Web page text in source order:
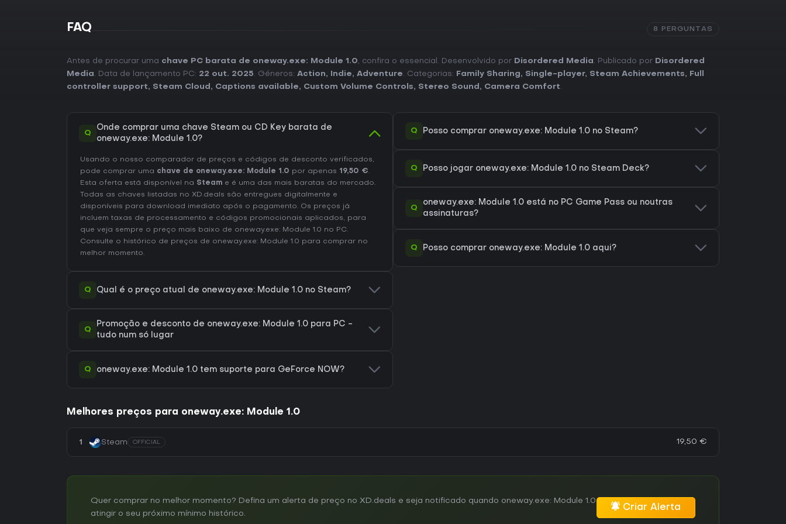
FAQ 8 PERGUNTAS
Antes de procurar uma chave PC barata de oneway.exe: Module 1.0, confira o essencial. Desenvolvido por Disordered Media. Publicado por Disordered
Media. Data de lançamento PC: 22 out. 2025. Géneros: Action, Indie, Adventure. Categorias: Family Sharing, Single-player, Steam Achievements,
Full
controller support, Steam Cloud , Captions available, Custom Volume Controls, Stereo Sound , Camera Comfort.
Q
Onde comprar uma chave Steam ou CD Key barata de
oneway.exe: Module 1.0?
Usando o nosso comparador de preços e códigos de desconto verificados,
pode comprar uma chave de oneway.exe: Module 1.0 por apenas 19,50 €.
Esta oferta está disponível na Steam e é uma das mais baratas do mercado.
Todas as chaves listadas no XD.deals são entregues digitalmente e
disponíveis para download imediato após o pagamento. Os preços já
incluem taxas de processamento e códigos promocionais aplicados, para
que veja sempre o preço mais baixo de oneway.exe: Module 1.0 no PC.
Consulte o histórico de preços de oneway.exe: Module 1.0 para comprar no
melhor momento.
Q Qual é o preço atual de oneway.exe: Module 1.0 no Steam?
Q
Promoção e desconto de oneway.exe: Module 1.0 para PC -
tudo num só lugar
Q oneway.exe: Module 1.0 tem suporte para GeForce NOW?
Q Posso comprar oneway.exe: Module 1.0 no Steam?
Q Posso jogar oneway.exe: Module 1.0 no Steam Deck?
Q
oneway.exe: Module 1.0 está no PC Game Pass ou noutras
assinaturas?
Q Posso comprar oneway.exe: Module 1.0 aqui?
Melhores preços para oneway.exe: Module 1.0
1 Steam OFFICIAL 19,50 €
Quer comprar no melhor momento? Defina um alerta de preço no XD.deals e seja notificado quando oneway.exe: Module 1.0
atingir o seu próximo mínimo histórico.
Criar Alerta